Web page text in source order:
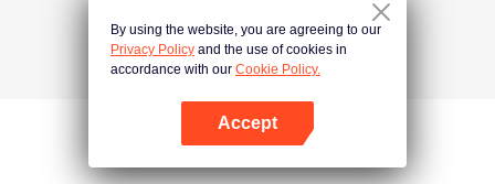
Abra o programa
By using the website, you are agreeing to our
Privacy Policy and the use of cookies in
accordance with our Cookie Policy.
Accept